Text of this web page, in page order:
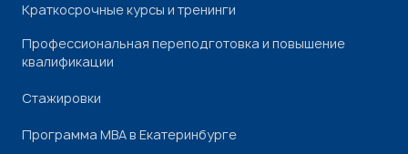
Краткосрочные курсы и тренинги
Профессиональная переподготовка и повышение
квалификации
Стажировки
Программа МВА в Екатеринбурге